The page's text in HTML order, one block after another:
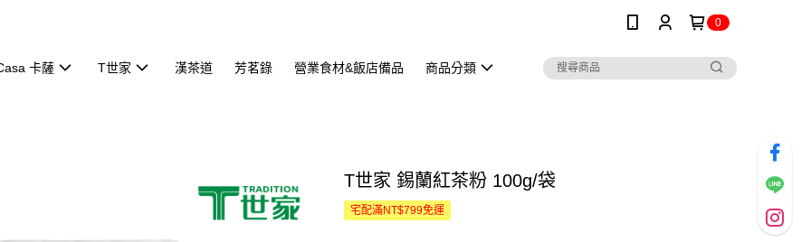
0
卡薩 T世家 漢茶道 芳茗錄 營業食材&飯店備品 商品分類
T世家 錫蘭紅茶粉 100g/袋
宅配滿NT$799免運